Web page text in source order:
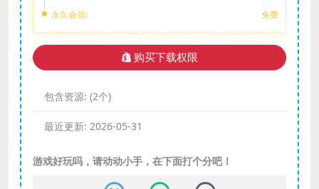
永久会员:
免费
购买下载权限
包含资源: (2个)
最近更新: 2026-05-31
游戏好玩吗，请动动小手，在下面打个分吧！